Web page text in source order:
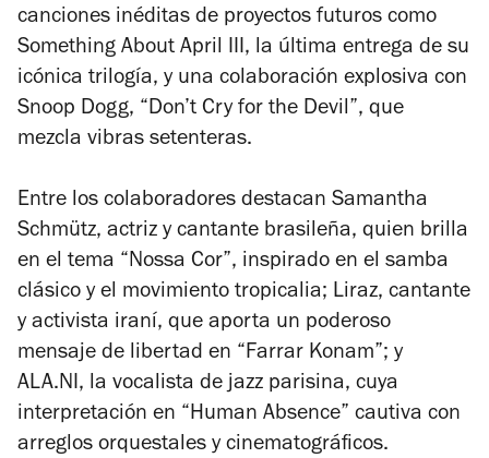
canciones inéditas de proyectos futuros como
Something About April III, la última entrega de su
icónica trilogía, y una colaboración explosiva con
Snoop Dogg, “Don’t Cry for the Devil”, que
mezcla vibras setenteras.
Entre los colaboradores destacan Samantha
Schmütz, actriz y cantante brasileña, quien brilla
en el tema “Nossa Cor”, inspirado en el samba
clásico y el movimiento tropicalia; Liraz, cantante
y activista iraní, que aporta un poderoso
mensaje de libertad en “Farrar Konam”; y
ALA.NI, la vocalista de jazz parisina, cuya
interpretación en “Human Absence” cautiva con
arreglos orquestales y cinematográficos.